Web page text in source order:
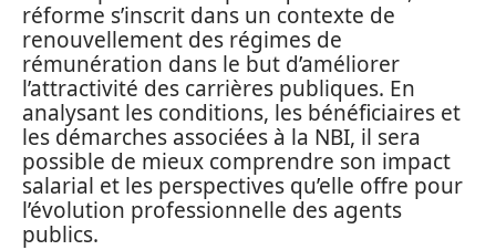
réforme s’inscrit dans un contexte de
renouvellement des régimes de
rémunération dans le but d’améliorer
l’attractivité des carrières publiques. En
analysant les conditions, les bénéficiaires et
les démarches associées à la NBI, il sera
possible de mieux comprendre son impact
salarial et les perspectives qu’elle offre pour
l’évolution professionnelle des agents
publics.